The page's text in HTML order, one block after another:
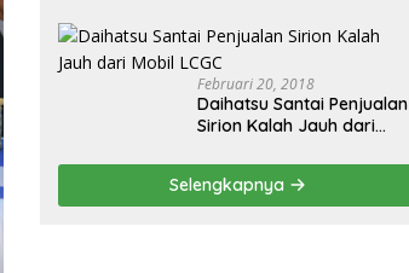
Februari 20, 2018
Daihatsu Santai Penjualan
Sirion Kalah Jauh dari
Selengkapnya